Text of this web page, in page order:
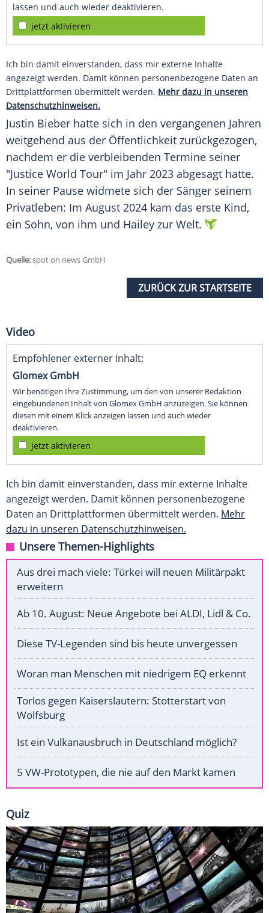
lassen und auch wieder deaktivieren.
jetzt aktivieren
Ich bin damit einverstanden, dass mir externe Inhalte
angezeigt werden. Damit können personenbezogene Daten an
Drittplattformen übermittelt werden. Mehr dazu in unseren
Datenschutzhinweisen.
Justin Bieber hatte sich in den vergangenen Jahren
weitgehend aus der Öffentlichkeit zurückgezogen,
nachdem er die verbleibenden Termine seiner
"Justice World Tour" im Jahr 2023 abgesagt hatte.
In seiner Pause widmete sich der Sänger seinem
Privatleben: Im August 2024 kam das erste Kind,
ein Sohn, von ihm und Hailey zur Welt.
Quelle:spot on news GmbH
ZURÜCK ZUR STARTSEITE
Video
Empfohlener externer Inhalt:
Glomex GmbH
Wir benötigen Ihre Zustimmung, um den von unserer Redaktion
eingebundenen Inhalt von Glomex GmbH anzuzeigen. Sie können
diesen mit einem Klick anzeigen lassen und auch wieder
deaktivieren.
jetzt aktivieren
Ich bin damit einverstanden, dass mir externe Inhalte
angezeigt werden. Damit können personenbezogene
Daten an Drittplattformen übermittelt werden. Mehr
dazu in unseren Datenschutzhinweisen.
Unsere Themen-Highlights
Aus drei mach viele: Türkei will neuen Militärpakt
erweitern
Ab 10. August: Neue Angebote bei ALDI, Lidl & Co.
Diese TV-Legenden sind bis heute unvergessen
Woran man Menschen mit niedrigem EQ erkennt
Torlos gegen Kaiserslautern: Stotterstart von
Wolfsburg
Ist ein Vulkanausbruch in Deutschland möglich?
5 VW-Prototypen, die nie auf den Markt kamen
Quiz